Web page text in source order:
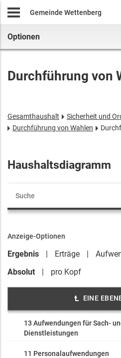
Gemeinde Wettenberg
Optionen
Durchführung von
Gesamthaushalt Sicherheit und
Durchführung von Wahlen
Haushaltsdiagramm
Anzeige-Optionen
Ergebnis Erträge
Absolut
pro Kopf
EINE
13 Aufwendungen für Sach-
Dienstleistungen
11 Personalaufwendungen